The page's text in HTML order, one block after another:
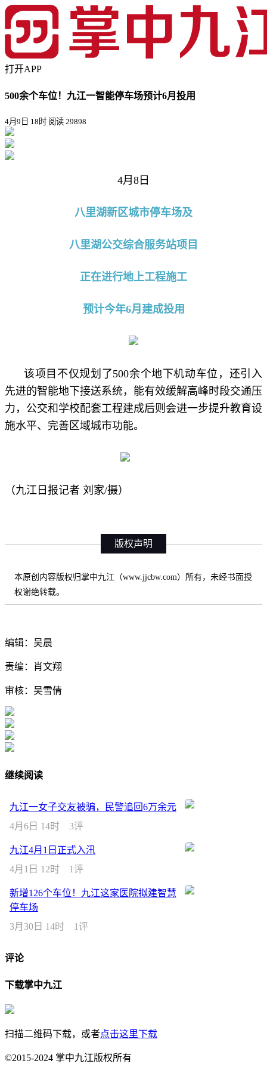
打开APP
500余个车位！九江一智能停车场预计6月投用
4月9日 18时 阅读 29898
4月8日
八里湖新区城市停车场及
八里湖公交综合服务站项目
正在进行地上工程施工
预计今年6月建成投用
该项目不仅规划了500余个地下机动车位，还引入
先进的智能地下接送系统，能有效缓解高峰时段交通压
力，公交和学校配套工程建成后则会进一步提升教育设
施水平、完善区域城市功能。
（九江日报记者 刘家/摄）
版权声明
本原创内容版权归掌中九江（www.jjcbw.com）所有，未经书面授
权谢绝转载。
编辑：吴晨
责编：肖文翔
审核：吴雪倩
继续阅读
九江一女子交友被骗，民警追回6万余元
4月6日 14时
3评
九江4月1日正式入汛
4月1日 12时
1评
新增126个车位！九江这家医院拟建智慧
停车场
3月30日 14时
1评
评论
下载掌中九江
扫描二维码下载，或者点击这里下载
©2015-2024 掌中九江版权所有